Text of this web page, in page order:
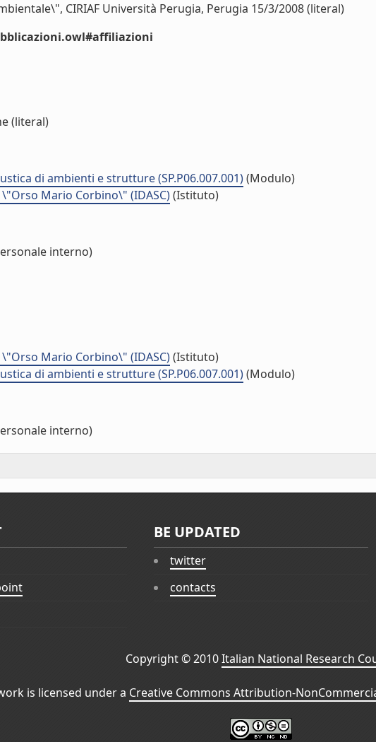
CIRIAF Università Perugia, Perugia 15/3/2008 (literal)
(literal)
di ambienti e strutture (SP.P06.007.001)(Modulo)
Mario Corbino\" (IDASC)(Istituto)
interno)
Mario Corbino\" (IDASC)(Istituto)
di ambienti e strutture (SP.P06.007.001)(Modulo)
interno)
BE UPDATED
twitter
contacts
Copyright © 2010Italian National Research
is licensed under a Creative Commons Attribution-